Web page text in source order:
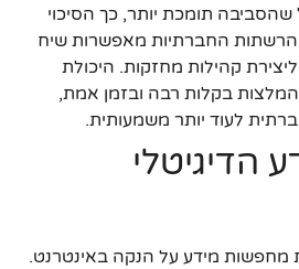
תומכת יותר, כך הסיכוי
החברתיות מאפשרות שיח
קהילות מחזקות. היכולת
בקלות רבה ובזמן אמת,
לעוד יותר משמעותית.
הדיגיטלי
מחפשות מידע על הנקה באינטרנט.